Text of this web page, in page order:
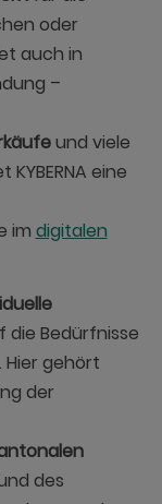
oder
auch in
–
und viele
eine
im digitalen
die Bedürfnisse
gehört
der
des